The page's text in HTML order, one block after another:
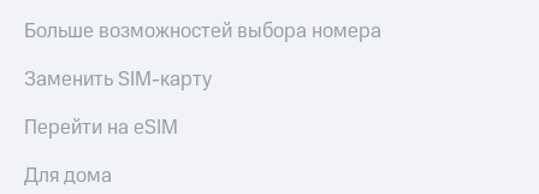
Больше возможностей выбора номера
Заменить SIM-карту
Перейти на eSIM
Для дома